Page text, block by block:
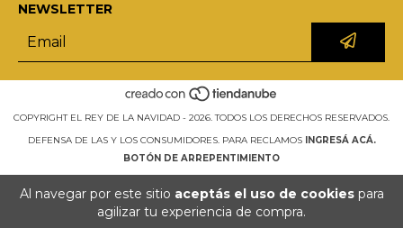
Al navegar por este sitio aceptás el uso de cookiespara
agilizar tu experiencia de compra.
NEWSLETTER
COPYRIGHT EL REY DE LA NAVIDAD - 2026. TODOS LOS DERECHOS RESERVADOS.
DEFENSA DE LAS Y LOS CONSUMIDORES. PARA RECLAMOS INGRESÁ ACÁ.
BOTÓN DE ARREPENTIMIENTO